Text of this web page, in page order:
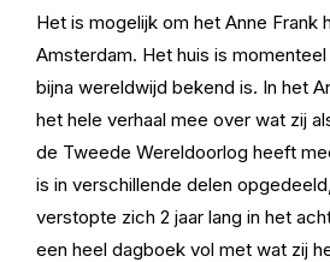
Het is mogelijk om het Anne Frank
Amsterdam. Het huis is
bijna wereldwijd bekend is. In het
het hele verhaal mee over wat zij
de Tweede Wereldoorlog heeft
is in verschillende delen
verstopte zich 2 jaar lang in het
een heel dagboek vol met wat zij